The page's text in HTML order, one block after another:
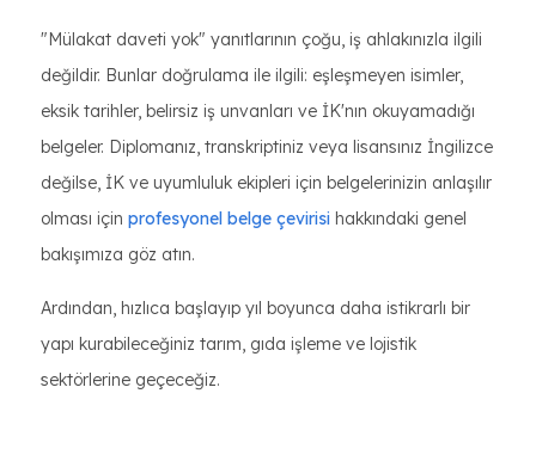
"Mülakat daveti yok" yanıtlarının çoğu, iş ahlakınızla ilgili
değildir. Bunlar doğrulama ile ilgili: eşleşmeyen isimler,
eksik tarihler, belirsiz iş unvanları ve İK'nın okuyamadığı
belgeler. Diplomanız, transkriptiniz veya lisansınız İngilizce
değilse, İK ve uyumluluk ekipleri için belgelerinizin anlaşılır
olması için profesyonel belge çevirisi hakkındaki genel
bakışımıza göz atın.
Ardından, hızlıca başlayıp yıl boyunca daha istikrarlı bir
yapı kurabileceğiniz tarım, gıda işleme ve lojistik
sektörlerine geçeceğiz.